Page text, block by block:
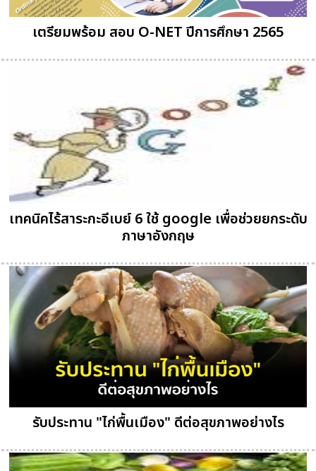
เตรียมพร้อม สอบ O-NET ปีการศึกษา 2565
เทคนิคไร้สาระกะอีเบย์ 6 ใช้ google เพื่อช่วยยกระดับ
ภาษาอังกฤษ
รับประทาน "ไก่พื้นเมือง" ดีต่อสุขภาพอย่างไร